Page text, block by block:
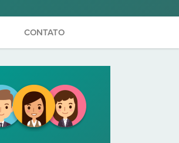
CONTATO